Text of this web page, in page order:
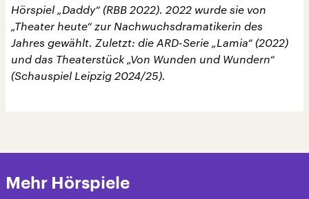
Hörspiel „Daddy“ (RBB 2022). 2022 wurde sie von
„Theater heute“ zur Nachwuchsdramatikerin des
Jahres gewählt. Zuletzt: die ARD-Serie „Lamia“ (2022)
und das Theaterstück „Von Wunden und Wundern“
(Schauspiel Leipzig 2024/25).
Mehr Hörspiele